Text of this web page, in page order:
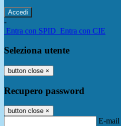
-
Entra con SPID Entra con CIE
Seleziona utente
button close ×
Recupero password
button close ×
E-mail